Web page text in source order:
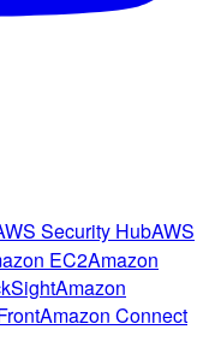
Security HubAWS
EC2Amazon
Amazon
Amazon Connect